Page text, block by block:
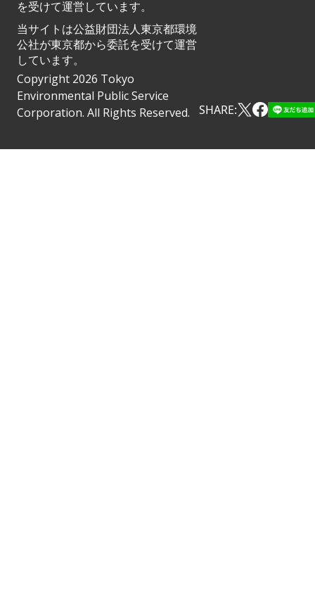
を受けて運営しています。
当サイトは公益財団法人東京都環境
公社が東京都から委託を受けて運営
しています。
Copyright 2026 Tokyo
Environmental Public Service
Corporation. All Rights Reserved.
SHARE: